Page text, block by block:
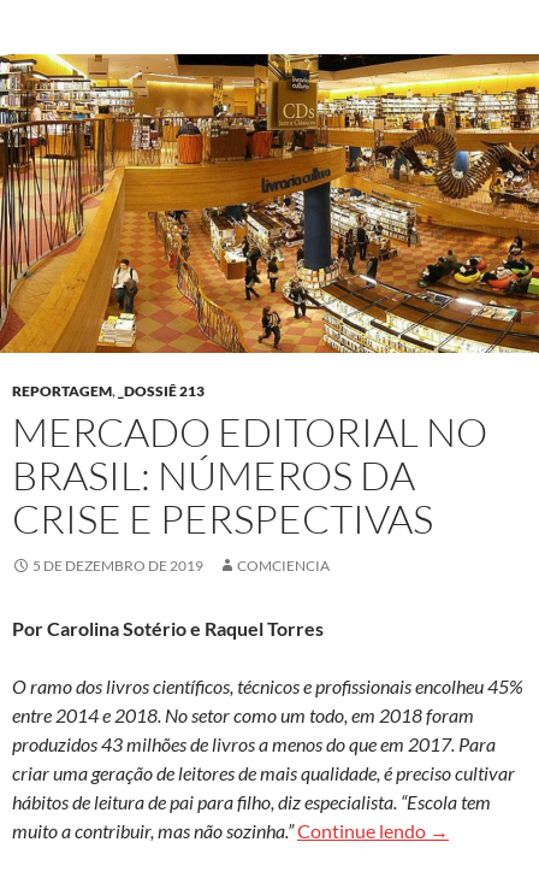
REPORTAGEM, _DOSSIÊ 213
MERCADO EDITORIAL NO
BRASIL: NÚMEROS DA
CRISE E PERSPECTIVAS
5 DE DEZEMBRO DE 2019 COMCIENCIA
Por Carolina Sotério e Raquel Torres
O ramo dos livros científicos, técnicos e profissionais encolheu 45%
entre 2014 e 2018. No setor como um todo, em 2018 foram
produzidos 43 milhões de livros a menos do que em 2017. Para
criar uma geração de leitores de mais qualidade, é preciso cultivar
hábitos de leitura de pai para filho, diz especialista. “Escola tem
muito a contribuir, mas não sozinha.”Continue lendo Mercado
→